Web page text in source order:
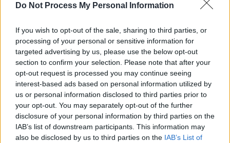
Do Not Process My Personal Information
If you wish to opt-out of the sale, sharing to third parties, or
processing of your personal or sensitive information for
targeted advertising by us, please use the below opt-out
section to confirm your selection. Please note that after your
opt-out request is processed you may continue seeing
interest-based ads based on personal information utilized by
us or personal information disclosed to third parties prior to
your opt-out. You may separately opt-out of the further
disclosure of your personal information by third parties on the
IAB’s list of downstream participants. This information may
also be disclosed by us to third parties on the IAB’s List of
Παρασκευή 6/11/2020
κοινού και από τους δύο παρόχους επίγειας
ψηφιακής ευρυεκπομπής, τηνΕΡΤκαι την
Digea, ηδεύτερη ψηφιακή μετάβαση, όπως
αυτή προβλέπεται από τον ανανεωμένο
Χάρτη Συχνοτήτων που εκπονήθηκε. Το
πρώτο στάδιο της μετάβασης θα αρχίσει τις
πρωινές ώρες της Παρασκευής 6 Νοεμβρίου
και θα επηρεάσει τα νησιά του Βορείου
Αιγαίου: Λέσβο, Λήμνο, Χίο και Ψαρά.